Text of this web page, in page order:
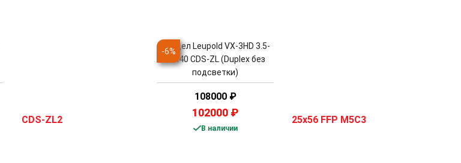
-6%
Прицел Leupold VX-3HD 3.5-
10x40 CDS-ZL (Duplex без
подсветки)
108000 ₽
102000 ₽
В наличии